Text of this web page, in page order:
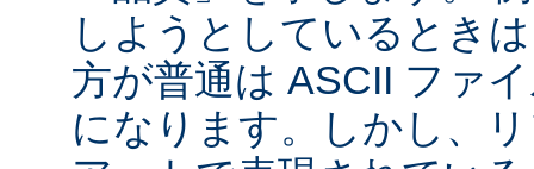
しようとしているとき
方が普通は ASCII ファ
になります。しかし、